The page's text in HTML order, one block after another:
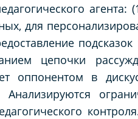
агента:
для
цепочки
в